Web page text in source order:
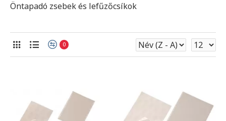
Öntapadó zsebek és lefűzőcsíkok
0